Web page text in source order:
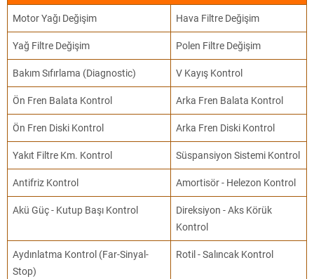
Motor Yağı Değişim Hava Filtre Değişim
Yağ Filtre Değişim Polen Filtre Değişim
Bakım Sıfırlama (Diagnostic) V Kayış Kontrol
Ön Fren Balata Kontrol Arka Fren Balata Kontrol
Ön Fren Diski Kontrol Arka Fren Diski Kontrol
Yakıt Filtre Km. Kontrol Süspansiyon Sistemi Kontrol
Antifriz Kontrol Amortisör - Helezon Kontrol
Akü Güç - Kutup Başı Kontrol
Direksiyon - Aks Körük
Kontrol
Aydınlatma Kontrol (Far-Sinyal-
Stop)
Rotil - Salıncak Kontrol